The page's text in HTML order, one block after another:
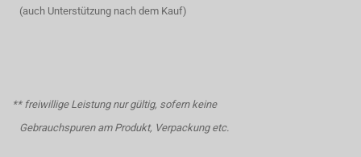
(auch Unterstützung nach dem Kauf)
** freiwillige Leistung nur gültig, sofern keine
Gebrauchspuren am Produkt, Verpackung etc.